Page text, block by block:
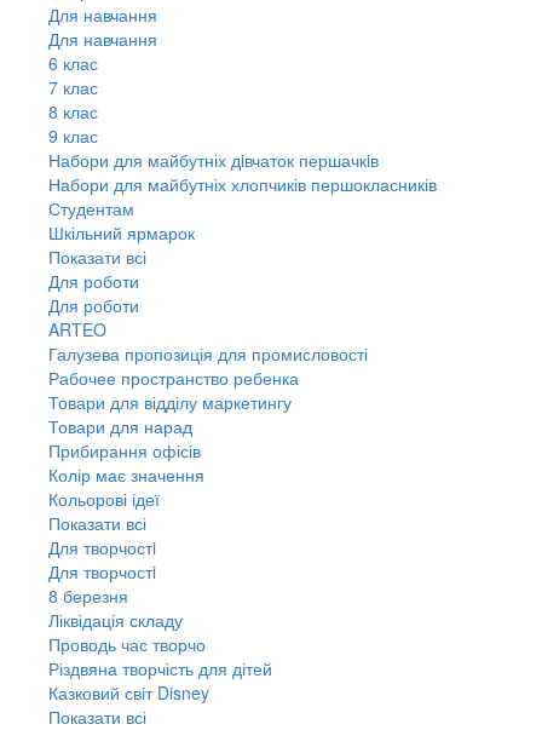
Для навчання
Для навчання
6 клас
7 клас
8 клас
9 клас
Набори для майбутніх дiвчаток першачкiв
Набори для майбутніх хлопчиків першокласників
Студентам
Шкільний ярмарок
Показати всі
Для роботи
Для роботи
ARTEO
Галузева пропозиція для промисловості
Рабочее пространство ребенка
Товари для відділу маркетингу
Товари для нарад
Прибирання офісів
Колір має значення
Кольорові ідеї
Показати всі
Для творчостi
Для творчостi
8 березня
Ліквідація складу
Проводь час творчо
Різдвяна творчість для дітей
Казковий світ Disney
Показати всі